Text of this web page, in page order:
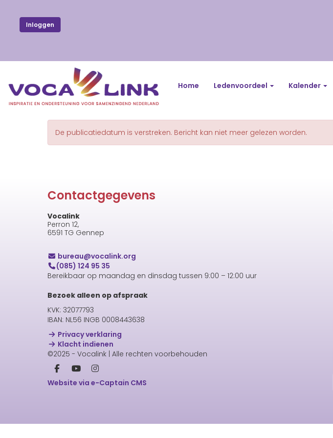
Inloggen
Home Ledenvoordeel Kalender
De publicatiedatum is verstreken. Bericht kan niet meer gelezen worden.
Contactgegevens
Vocalink
Perron 12,
6591 TG Gennep
uaerub@vocalink.org
(085) 124 95 35
Bereikbaar op maandag en dinsdag tussen 9:00 – 12:00 uur
Bezoek alleen op afspraak
KVK: 32077793
IBAN: NL56 INGB 0008443638
Privacy verklaring
Klacht indienen
©2025 - Vocalink | Alle rechten voorbehouden
Website via e-Captain CMS